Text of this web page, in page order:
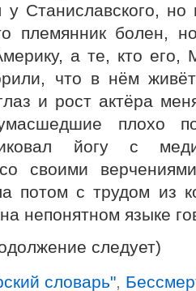
у Станиславского,
племянник болен,
а те, кто
что в нём
и рост актёра
плохо
йогу с
своими
потом с трудом из
непонятном языке
следует)
словарь",